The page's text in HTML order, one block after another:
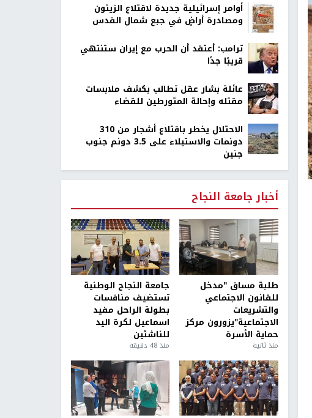
أوامر إسرائيلية جديدة لاقتلاع الزيتون
ومصادرة أراضٍ في جبع شمال القدس
ترامب: أعتقد أن الحرب مع إيران ستنتهي
قريبًا جدًا
عائلة بشار عقل تطالب بكشف ملابسات
مقتله وإحالة المتورطين للقضاء
الاحتلال يخطر باقتلاع أشجار من 310
دونمات والاستيلاء على 3.5 دونم جنوب
جنين
أخبار جامعة النجاح
طلبة مساق "مدخل
للقانون الاجتماعي
والتشريعات
الاجتماعية"يزورون مركز
حماية الأسرة
منذ ثانية
جامعة النجاح الوطنية
تستضيف منافسات
بطولة الراحل مفيد
اسماعيل لكرة اليد
للناشئين
منذ 48 دقيقة